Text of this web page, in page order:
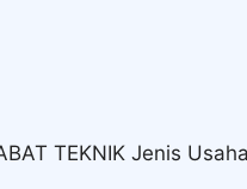
TEKNIK Jenis